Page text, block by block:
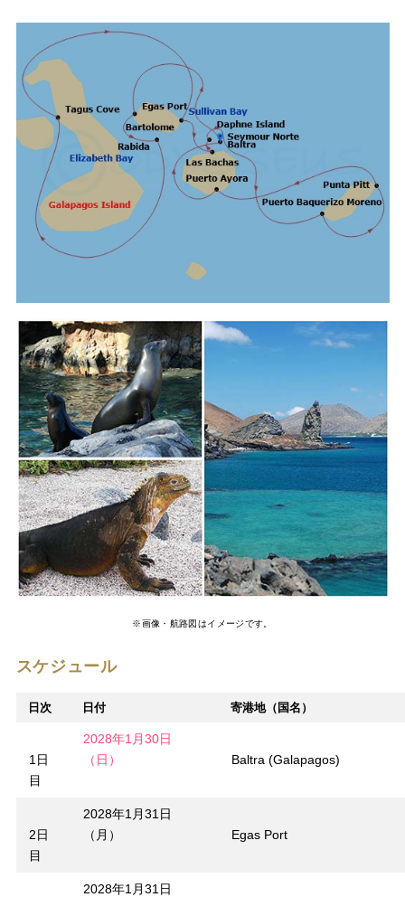
※画像・航路図はイメージです。
スケジュール
日次 日付 寄港地（国名）
1日
目
2028年1月30日
（日）
Baltra (Galapagos)
2日
目
2028年1月31日
（月）
Egas Port
2028年1月31日